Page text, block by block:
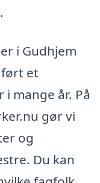
i Gudhjem
et
mange år. På
gør vi
og
Du kan